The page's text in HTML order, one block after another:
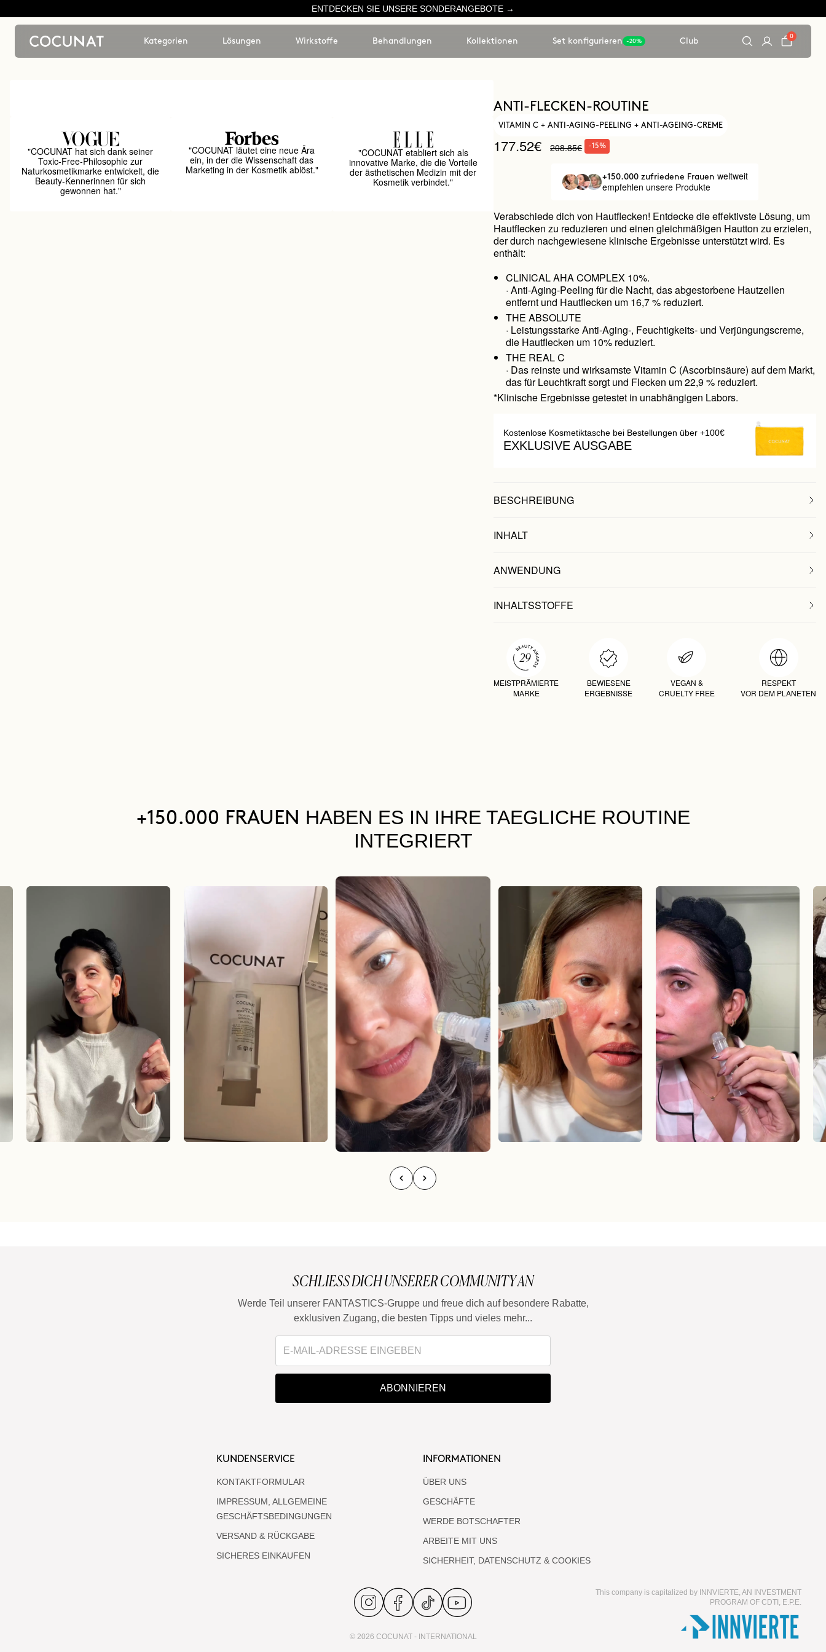
ENTDECKEN SIE UNSERE SONDERANGEBOTE →
Kategorien Lösungen Wirkstoffe Behandlungen Kollektionen Set konfigurieren -20% Club
0
"COCUNAT hat sich dank seiner
Toxic-Free-Philosophie zur
Naturkosmetikmarke entwickelt, die
Beauty-Kennerinnen für sich
gewonnen hat."
"COCUNAT läutet eine neue Ära
ein, in der die Wissenschaft das
Marketing in der Kosmetik ablöst."
"COCUNAT etabliert sich als
innovative Marke, die die Vorteile
der ästhetischen Medizin mit der
Kosmetik verbindet."
ANTI-FLECKEN-ROUTINE
VITAMIN C + ANTI-AGING-PEELING + ANTI-AGEING-CREME
177.52€ 208.85€ -15%
+150.000 zufriedene Frauenweltweit
empfehlen unsere Produkte
Verabschiede dich von Hautflecken! Entdecke die effektivste Lösung, um
Hautflecken zu reduzieren und einen gleichmäßigen Hautton zu erzielen,
der durch nachgewiesene klinische Ergebnisse unterstützt wird. Es
enthält:
CLINICAL AHA COMPLEX 10%.
· Anti-Aging-Peeling für die Nacht, das abgestorbene Hautzellen
entfernt und Hautflecken um 16,7 % reduziert.
THE ABSOLUTE
· Leistungsstarke Anti-Aging-, Feuchtigkeits- und Verjüngungscreme,
die Hautflecken um 10% reduziert.
THE REAL C
· Das reinste und wirksamste Vitamin C (Ascorbinsäure) auf dem Markt,
das für Leuchtkraft sorgt und Flecken um 22,9 % reduziert.
*Klinische Ergebnisse getestet in unabhängigen Labors.
Kostenlose Kosmetiktasche bei Bestellungen über +100€
EXKLUSIVE AUSGABE
BESCHREIBUNG
INHALT
ANWENDUNG
INHALTSSTOFFE
MEISTPRÄMIERTE
MARKE
BEWIESENE
ERGEBNISSE
VEGAN &
CRUELTY FREE
RESPEKT
VOR DEM PLANETEN
+150.000 FRAUEN HABEN ES IN IHRE TAEGLICHE ROUTINE
INTEGRIERT
SCHLIESS DICH UNSERER COMMUNITY AN
Werde Teil unserer FANTASTICS-Gruppe und freue dich auf besondere Rabatte,
exklusiven Zugang, die besten Tipps und vieles mehr...
ABONNIEREN
KUNDENSERVICE
KONTAKTFORMULAR
IMPRESSUM, ALLGEMEINE
GESCHÄFTSBEDINGUNGEN
VERSAND & RÜCKGABE
SICHERES EINKAUFEN
INFORMATIONEN
ÜBER UNS
GESCHÄFTE
WERDE BOTSCHAFTER
ARBEITE MIT UNS
SICHERHEIT, DATENSCHUTZ & COOKIES
This company is capitalized by INNVIERTE, AN INVESTMENT
PROGRAM OF CDTI, E.P.E.
© 2026 COCUNAT - INTERNATIONAL